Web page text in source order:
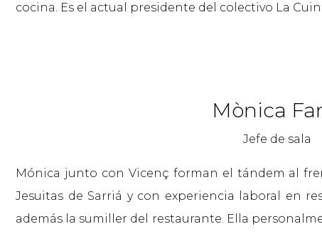
cocina. Es el actual presidente del colectivo La
Mònica
Jefe de sala
Mónica junto con Vicenç forman el tándem al
Jesuitas de Sarriá y con experiencia laboral en
además la sumiller del restaurante. Ella